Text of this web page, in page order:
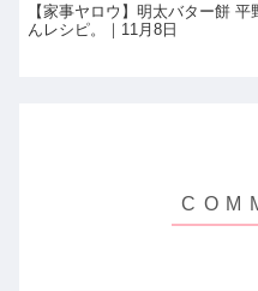
【家事ヤロウ】明太バター餅 平
んレシピ。｜11月8日